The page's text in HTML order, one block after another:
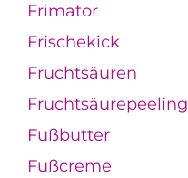
Frimator
Frischekick
Fruchtsäuren
Fruchtsäurepeeling
Fußbutter
Fußcreme